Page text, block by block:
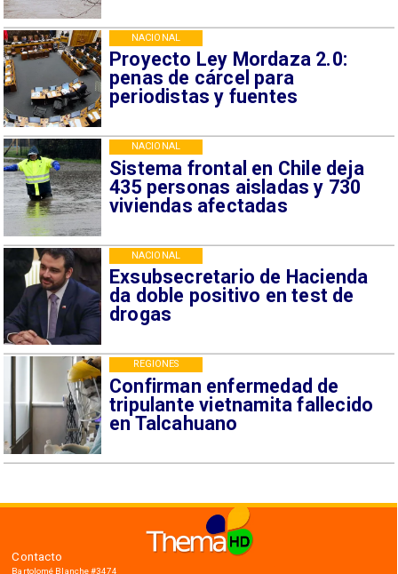
Proyecto Ley Mordaza 2.0:
penas de cárcel para
periodistas y fuentes
NACIONAL
Sistema frontal en Chile deja
435 personas aisladas y 730
viviendas afectadas
NACIONAL
Exsubsecretario de Hacienda
da doble positivo en test de
drogas
NACIONAL
Confirman enfermedad de
tripulante vietnamita fallecido
en Talcahuano
REGIONES
Contacto
Bartolomé Blanche #3474